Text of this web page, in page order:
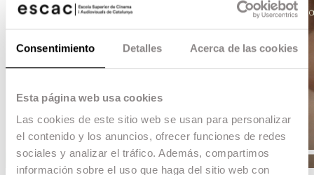
Consentimiento Detalles Acerca de las cookies
Esta página web usa cookies
Las cookies de este sitio web se usan para personalizar
el contenido y los anuncios, ofrecer funciones de redes
sociales y analizar el tráfico. Además, compartimos
información sobre el uso que haga del sitio web con